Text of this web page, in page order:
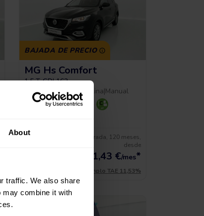
About
traffic. We also share
may combine it with
BAJADA DE PRECIO
MG Hs Comfort
1.5 T-GDI 162
2023| 54.157 Km Gasolina|Manual
15.490 €
Sin entrada, 120 meses,
desde
191,43 €/mes*
*Ver ejemplo TAE 11,53%